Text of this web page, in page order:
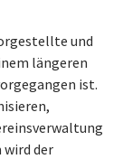
und
längeren
ist.
der